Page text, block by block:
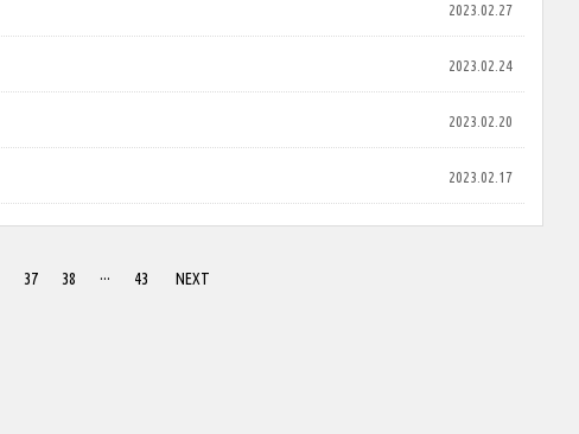
2023.02.27
2023.02.24
2023.02.20
2023.02.17
37 38 ··· 43 NEXT